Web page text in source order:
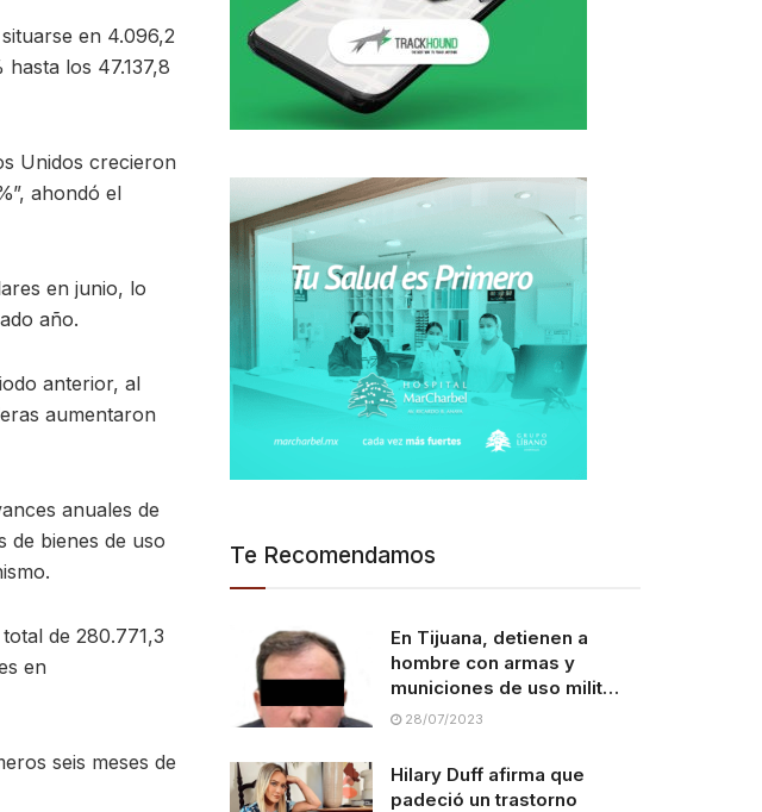
en 4.096,2
los 47.137,8
Unidos crecieron
ahondó el
en junio, lo
año.
anterior, al
aumentaron
anuales de
de bienes de uso
de 280.771,3
en
seis meses de
Te Recomendamos
En Tijuana, detienen a
hombre con armas y
municiones de uso milit…
28/07/2023
Hilary Duff afirma que
padeció un trastorno